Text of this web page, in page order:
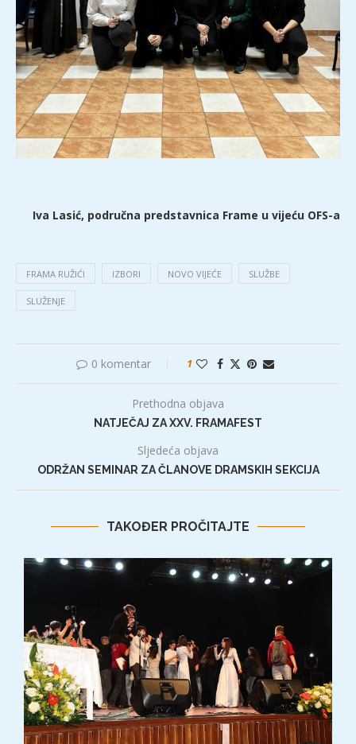
Iva Lasić, područna predstavnica Frame u vijeću OFS-a
FRAMA RUŽIĆI IZBORI NOVO VIJEĆE SLUŽBE
SLUŽENJE
0 komentar 1
Prethodna objava
NATJEČAJ ZA XXV. FRAMAFEST
Sljedeća objava
ODRŽAN SEMINAR ZA ČLANOVE DRAMSKIH SEKCIJA
TAKOĐER PROČITAJTE